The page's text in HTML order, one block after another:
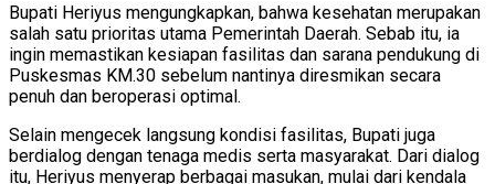
Bupati Heriyus mengungkapkan, bahwa kesehatan merupakan
salah satu prioritas utama Pemerintah Daerah. Sebab itu, ia
ingin memastikan kesiapan fasilitas dan sarana pendukung di
Puskesmas KM.30 sebelum nantinya diresmikan secara
penuh dan beroperasi optimal.
Selain mengecek langsung kondisi fasilitas, Bupati juga
berdialog dengan tenaga medis serta masyarakat. Dari dialog
itu, Heriyus menyerap berbagai masukan, mulai dari kendala